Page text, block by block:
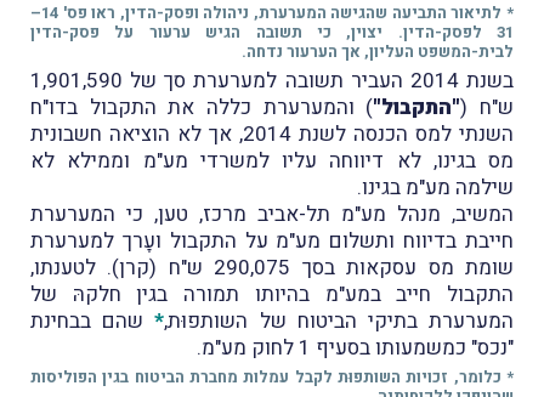
* לתיאור התביעה שהגישה המערערת, ניהולה ופסק-הדין, ראו פס' 14–
31 לפסק-הדין. יצוין, כי תשובה הגיש ערעור על פסק-הדין
לבית-המשפט העליון, אך הערעור נדחה.
בשנת 2014 העביר תשובה למערערת סך של 1,901,590
ש"ח ("התקבול") והמערערת כללה את התקבול בדו"ח
השנתי למס הכנסה לשנת 2014, אך לא הוציאה חשבונית
מס בגינו, לא דיווחה עליו למשרדי מע"מ וממילא לא
שילמה מע"מ בגינו.
המשיב, מנהל מע"מ תל-אביב מרכז, טען, כי המערערת
חייבת בדיווח ותשלום מע"מ על התקבול ועָרך למערערת
שומת מס עסקאות בסך 290,075 ש"ח (קרן). לטענתו,
התקבול חייב במע"מ בהיותו תמורה בגין חלקהּ של
המערערת בתיקי הביטוח של השותפוּת,*שהם בבחינת
"נכס" כמשמעותו בסעיף 1 לחוק מע"מ.
* כלומר, זכויות השותפוּת לקבל עמלות מחברת הביטוח בגין הפוליסות